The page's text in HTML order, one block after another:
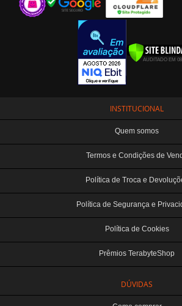
INSTITUCIONAL
Quem somos
Termos e Condições de
Política de Troca e
Política de Segurança e
Política de Cookies
Prêmios TerabyteShop
DÚVIDAS